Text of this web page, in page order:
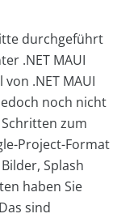
durchgeführt
.NET MAUI
.NET MAUI
noch nicht
zum
Project-Format
Splash
haben Sie
sind